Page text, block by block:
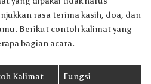
rasa terima kasih, doa, dan
Berikut contoh kalimat yang
bagian acara.
Kalimat
Fungsi